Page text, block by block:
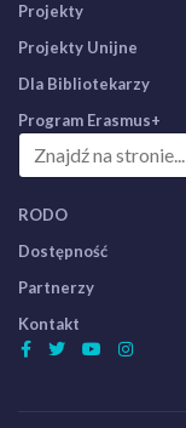
Projekty
Projekty Unijne
Dla Bibliotekarzy
Program Erasmus+
RODO
Dostępność
Partnerzy
Kontakt